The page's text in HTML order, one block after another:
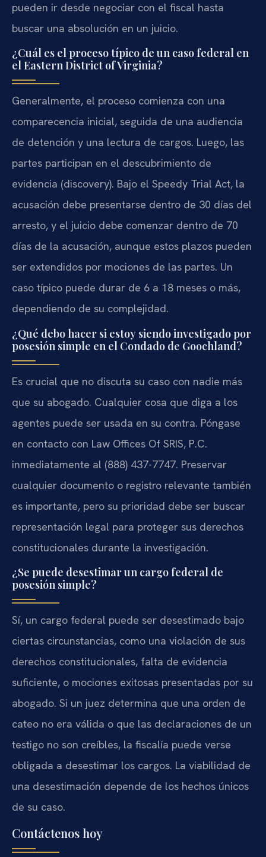
pueden ir desde negociar con el fiscal hasta
buscar una absolución en un juicio.
¿Cuál es el proceso típico de un caso federal en
el Eastern District of Virginia?
Generalmente, el proceso comienza con una
comparecencia inicial, seguida de una audiencia
de detención y una lectura de cargos. Luego, las
partes participan en el descubrimiento de
evidencia (discovery). Bajo el Speedy Trial Act, la
acusación debe presentarse dentro de 30 días del
arresto, y el juicio debe comenzar dentro de 70
días de la acusación, aunque estos plazos pueden
ser extendidos por mociones de las partes. Un
caso típico puede durar de 6 a 18 meses o más,
dependiendo de su complejidad.
¿Qué debo hacer si estoy siendo investigado por
posesión simple en el Condado de Goochland?
Es crucial que no discuta su caso con nadie más
que su abogado. Cualquier cosa que diga a los
agentes puede ser usada en su contra. Póngase
en contacto con Law Offices Of SRIS, P.C.
inmediatamente al (888) 437-7747. Preservar
cualquier documento o registro relevante también
es importante, pero su prioridad debe ser buscar
representación legal para proteger sus derechos
constitucionales durante la investigación.
¿Se puede desestimar un cargo federal de
posesión simple?
Sí, un cargo federal puede ser desestimado bajo
ciertas circunstancias, como una violación de sus
derechos constitucionales, falta de evidencia
suficiente, o mociones exitosas presentadas por su
abogado. Si un juez determina que una orden de
cateo no era válida o que las declaraciones de un
testigo no son creíbles, la fiscalía puede verse
obligada a desestimar los cargos. La viabilidad de
una desestimación depende de los hechos únicos
de su caso.
Contáctenos hoy